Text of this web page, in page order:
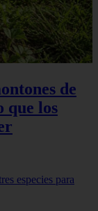
de
que los